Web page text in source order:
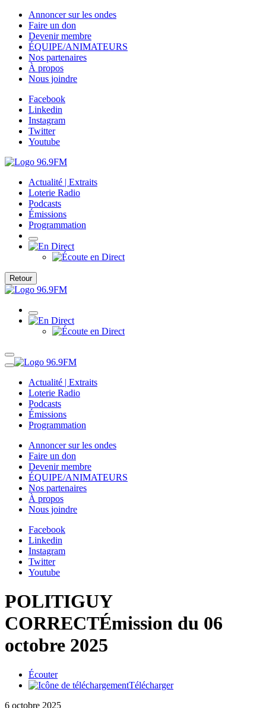
Annoncer sur les ondes
Faire un don
Devenir membre
ÉQUIPE/ANIMATEURS
Nos partenaires
À propos
Nous joindre
Facebook
Linkedin
Instagram
Twitter
Youtube
Actualité | Extraits
Loterie Radio
Podcasts
Émissions
Programmation
Retour
Actualité | Extraits
Loterie Radio
Podcasts
Émissions
Programmation
Annoncer sur les ondes
Faire un don
Devenir membre
ÉQUIPE/ANIMATEURS
Nos partenaires
À propos
Nous joindre
Facebook
Linkedin
Instagram
Twitter
Youtube
POLITIGUY
CORRECTÉmission du 06
octobre 2025
Écouter
Télécharger
6 octobre 2025